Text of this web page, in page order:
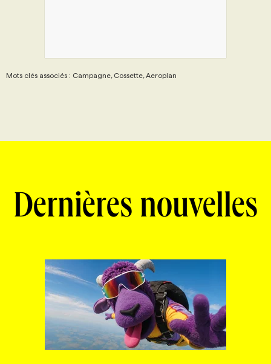
Mots clés associés : Campagne, Cossette, Aeroplan
Dernières nouvelles